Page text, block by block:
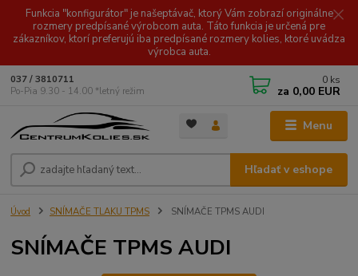
Funkcia "konfigurátor" je našeptávač, ktorý Vám zobrazí originálne
rozmery predpísané výrobcom auta. Táto funkcia je určená pre
zákazníkov, ktorí preferujú iba predpísané rozmery kolies, ktoré uvádza
výrobca auta.
Menu
Hľadať v eshope
037 / 3810711
Po-Pia 9.30 - 14.00 *letný režim
0 ks
za 0,00 EUR
Úvod SNÍMAČE TLAKU TPMS SNÍMAČE TPMS AUDI
SNÍMAČE TPMS AUDI